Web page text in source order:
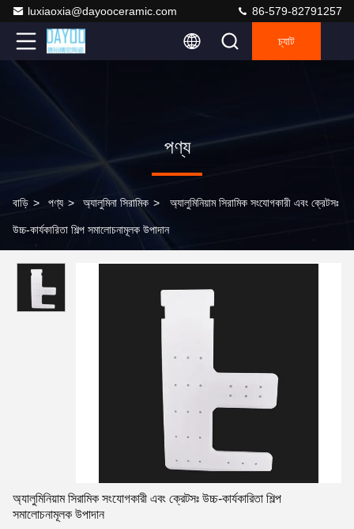
luxiaoxia@dayooceramic.com 86-579-82791257
চ্যাট
পণ্য
বাড়ি > পণ্য > অ্যালুমিনা সিরামিক > অ্যালুমিনিয়াম সিরামিক সংযোগকারী এবং ক্রেটসঃ
উচ্চ-কার্যকারিতা শিল্প সমালোচনামূলক উপাদান
অ্যালুমিনিয়াম সিরামিক সংযোগকারী এবং ক্রেটসঃ উচ্চ-কার্যকারিতা শিল্প
সমালোচনামূলক উপাদান